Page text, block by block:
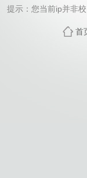
提示：您当前ip并非
首